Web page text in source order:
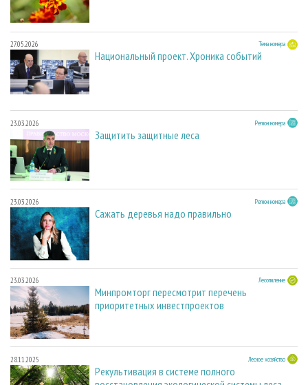
27.05.2026 Тема номера
Национальный проект. Хроника событий
23.03.2026 Регион номера
Защитить защитные леса
23.03.2026 Регион номера
Сажать деревья надо правильно
23.03.2026 Лесопиление
Минпромторг пересмотрит перечень
приоритетных инвестпроектов
28.11.2025 Лесное хозяйство
Рекультивация в системе полного